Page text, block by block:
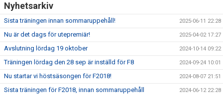
Nyhetsarkiv
Sista träningen innan sommaruppehåll! 2025-06-11 22:28
Nu är det dags för utepremiär! 2025-04-02 17:27
Avslutning lördag 19 oktober 2024-10-14 09:22
Träningen lördag den 28 sep är inställd för F8 2024-09-24 10:01
Nu startar vi höstsäsongen för F2018! 2024-08-07 21:51
Sista träningen för F2018, innan sommaruppehåll 2024-06-12 22:28